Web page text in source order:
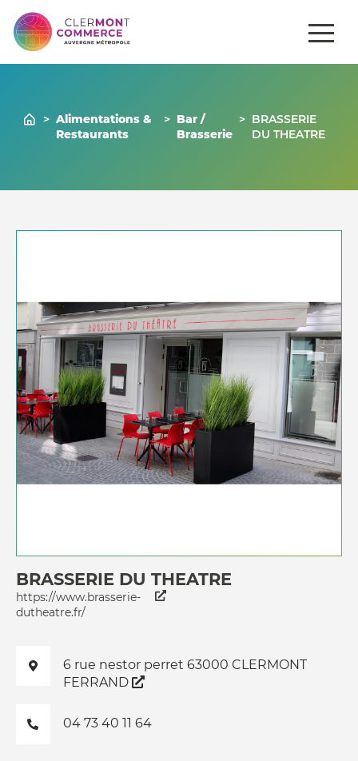
> Alimentations &
Restaurants
> Bar /
Brasserie
> BRASSERIE
DU THEATRE
BRASSERIE DU THEATRE
https://www.brasserie-
dutheatre.fr/
6 rue nestor perret 63000 CLERMONT
FERRAND
04 73 40 11 64